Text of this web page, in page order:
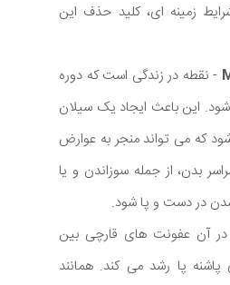
زمینه ای، کلید حذف این
- نقطه در زندگی است که دوره
این باعث ایجاد یک سیلان
که می تواند منجر به عوارض
بدن، از جمله سوزاندن و یا
در دست و پا شود.
آن عفونت های قارچی بین
پا رشد می کند. همانند